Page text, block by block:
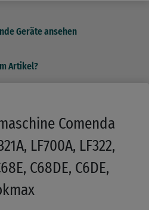
Geräte ansehen
Artikel?
Comenda
LF700A, LF322,
C68DE, C6DE,